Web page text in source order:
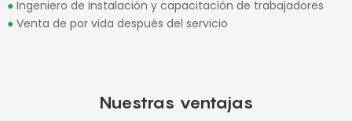
●Ingeniero de instalación y capacitación de trabajadores
●Venta de por vida después del servicio
Nuestras ventajas